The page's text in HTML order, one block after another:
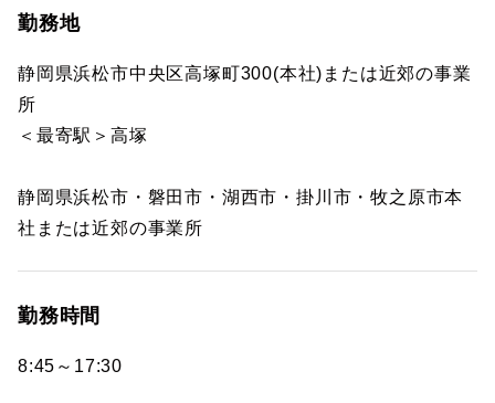
勤務地
静岡県浜松市中央区高塚町300(本社)または近郊の事業
所
＜最寄駅＞高塚
静岡県浜松市・磐田市・湖西市・掛川市・牧之原市本
社または近郊の事業所
勤務時間
8:45～17:30